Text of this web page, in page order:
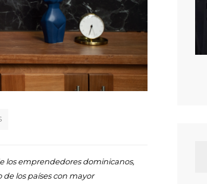
los emprendedores dominicanos,
los países con mayor